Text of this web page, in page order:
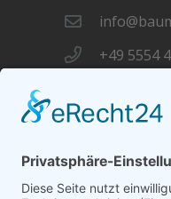
+49 5554